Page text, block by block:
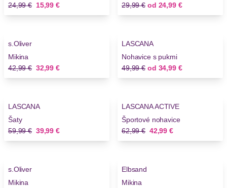
Stará cena
24,99 € Nová cena
15,99 €
Stará cena
29,99 € odNová cena
24,99 €
s.Oliver
Mikina
Stará cena
42,99 € Nová cena
32,99 €
LASCANA
Nohavice s pukmi
Stará cena
49,99 € odNová cena
34,99 €
LASCANA
Šaty
Stará cena
59,99 € Nová cena
39,99 €
LASCANA ACTIVE
Športové nohavice
Stará cena
62,99 € Nová cena
42,99 €
s.Oliver
Mikina
Elbsand
Mikina